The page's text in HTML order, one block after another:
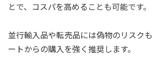
とで、コスパを高めることも可能です。
並行輸入品や転売品には偽物のリスク
ートからの購入を強く推奨します。